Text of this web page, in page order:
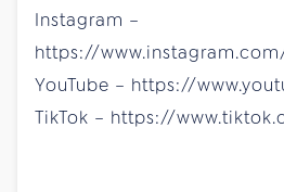
Instagram –
https://
YouTube – https://
TikTok – https://